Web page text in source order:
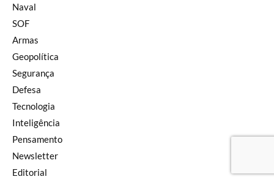
Naval
SOF
Armas
Geopolítica
Segurança
Defesa
Tecnologia
Inteligência
Pensamento
Newsletter
Editorial